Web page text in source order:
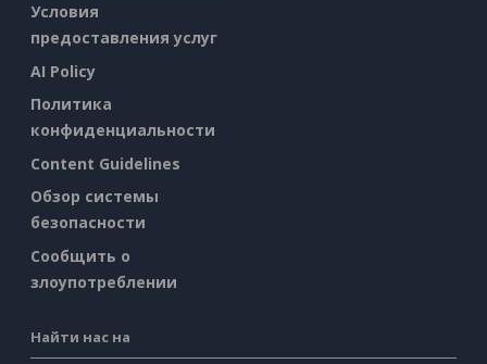
Условия
предоставления услуг
AI Policy
Политика
конфиденциальности
Content Guidelines
Обзор системы
безопасности
Сообщить о
злоупотреблении
Найти нас на